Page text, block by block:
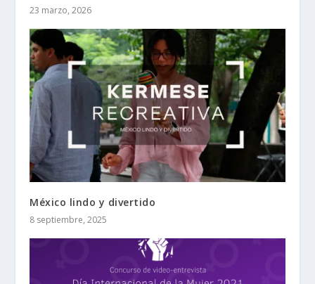
23 marzo, 2026
México lindo y divertido
8 septiembre, 2025